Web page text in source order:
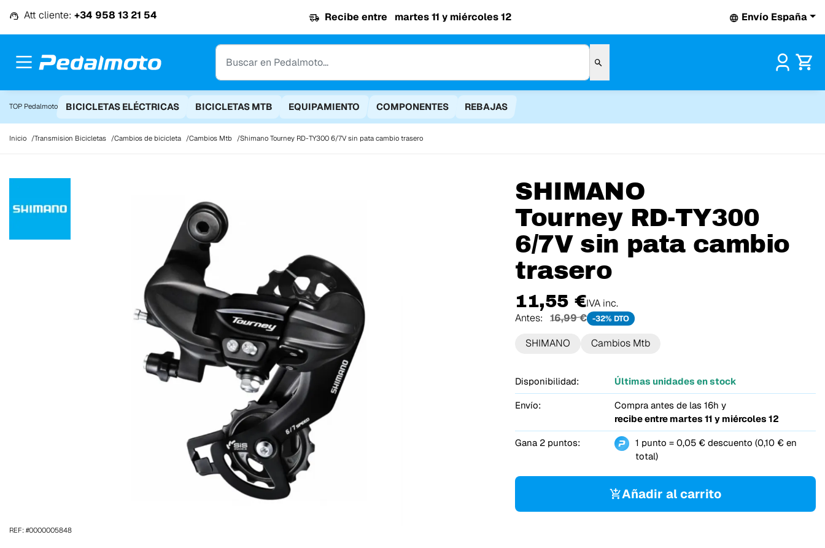
Att cliente: +34 958 13 21 54 Recibe entre martes 11 y miércoles 12 Envío España
TOP Pedalmoto BICICLETAS ELÉCTRICAS BICICLETAS MTB EQUIPAMIENTO COMPONENTES REBAJAS
Inicio Transmision Bicicletas Cambios de bicicleta Cambios Mtb Shimano Tourney RD-TY300 6/7V sin pata cambio trasero
SHIMANO
Tourney RD-TY300
6/7V sin pata cambio
trasero
11,55 €IVA inc.
Antes:
16,99 € -32% DTO
SHIMANO Cambios Mtb
Disponibilidad: Últimas unidades en stock
Envío:
Compra antes de las 16h y
recibe entre martes 11 y miércoles 12
Gana 2 puntos:
1 punto = 0,05 € descuento (0,10 € en
total)
Añadir al carrito
REF: #0000005848